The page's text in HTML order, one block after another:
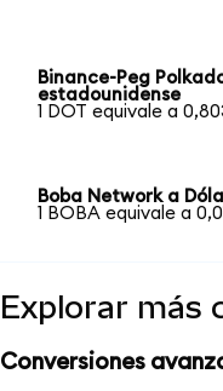
Binance-Peg
estadounidense
1 DOT equivale a
Boba Network a
1 BOBA equivale a
Explorar más
Conversiones